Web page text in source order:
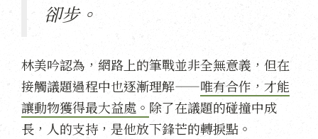
卻步。
林美吟認為，網路上的筆戰並非全無意義，但在
接觸議題過程中也逐漸理解——唯有合作，才能
讓動物獲得最大益處。 除了在議題的碰撞中成
長，人的支持，是他放下鋒芒的轉捩點。